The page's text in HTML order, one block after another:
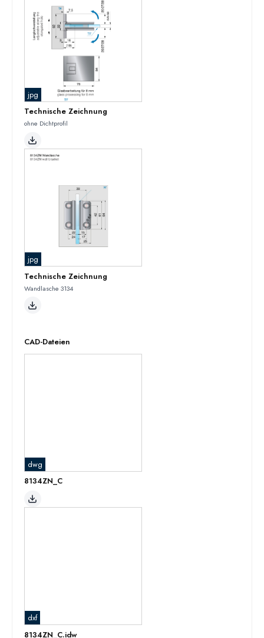
jpg
Technische Zeichnung
ohne Dichtprofil
jpg
Technische Zeichnung
Wandlasche 3134
CAD-Dateien
dwg
8134ZN_C
dxf
8134ZN_C.idw